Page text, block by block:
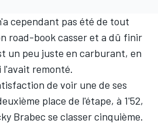
cependant pas été de tout
road-book casser et a dû finir
un peu juste en carburant, en
l'avait remonté.
de voir une de ses
place de l'étape, à 1'52,
Brabec se classer cinquième.